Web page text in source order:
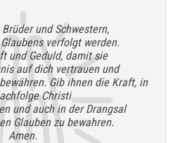
und Schwestern,
verfolgt werden.
und Geduld, damit sie
auf dich vertrauen und
Gib ihnen die Kraft, in
Christi
und auch in der Drangsal
Glauben zu bewahren.
Amen.